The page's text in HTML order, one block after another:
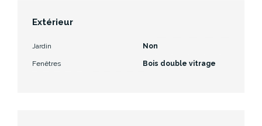
Extérieur
Jardin Non
Fenêtres Bois double vitrage